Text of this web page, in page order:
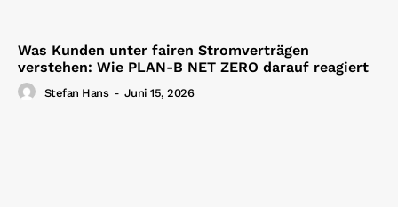
Was Kunden unter fairen Stromverträgen
verstehen: Wie PLAN-B NET ZERO darauf reagiert
Stefan Hans - Juni 15, 2026